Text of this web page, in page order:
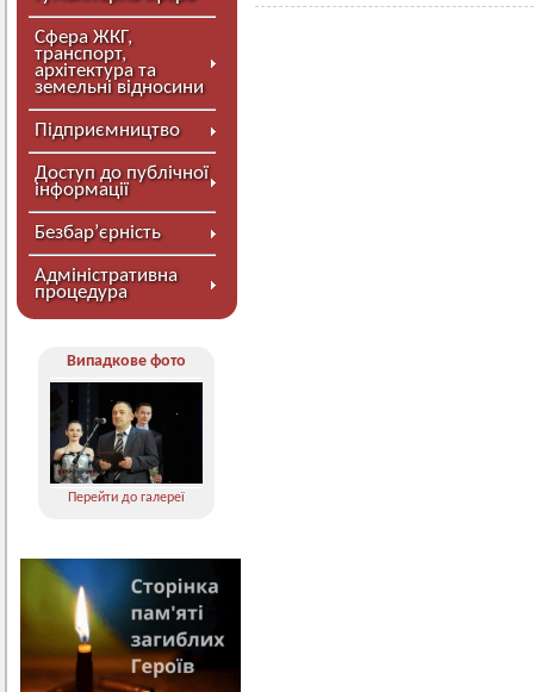
Сфера ЖКГ,
транспорт,
архітектура та
земельні відносини
Підприємництво
Доступ до публічної
інформації
Безбар’єрність
Адміністративна
процедура
Випадкове фото
Перейти до галереї